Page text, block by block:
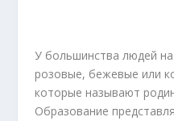
У большинства людей
розовые, бежевые или
которые называют
Образование